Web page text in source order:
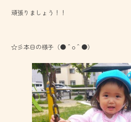
頑張りましょう！！
☆彡本日の様子（●＾o＾●）